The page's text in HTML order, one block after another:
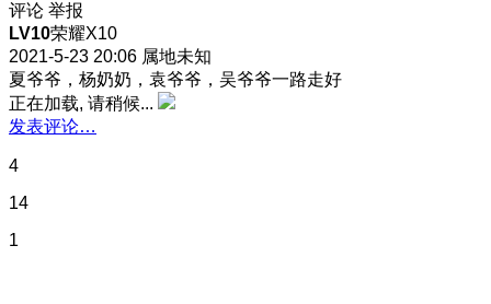
评论 举报
LV10荣耀X10
2021-5-23 20:06 属地未知
夏爷爷，杨奶奶，袁爷爷，吴爷爷一路走好
正在加载, 请稍候...
发表评论…
4
14
1